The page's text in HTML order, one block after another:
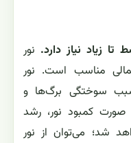
زیاد نیاز دارد. نور
مناسب است. نور
سوختگی برگ‌ها و
کمبود نور، رشد
شد؛ می‌توان از نور